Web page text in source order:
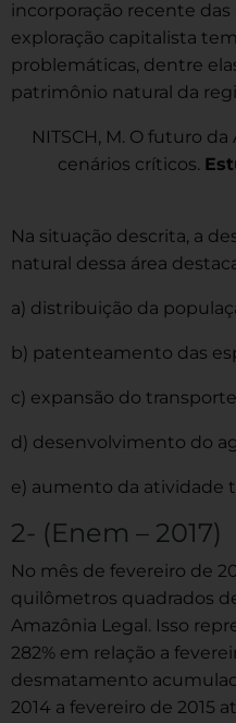
incorporação recente das
exploração capitalista
problemáticas, dentre
patrimônio natural da
NITSCH, M. O futuro
cenários críticos.
Na situação descrita, a
natural dessa área
a) distribuição da
b) patenteamento das
c) expansão do
d) desenvolvimento do
e) aumento da atividade
2- (Enem – 2017)
No mês de fevereiro de
quilômetros quadrados
Amazônia Legal. Isso
282% em relação a
desmatamento
2014 a fevereiro de 2015